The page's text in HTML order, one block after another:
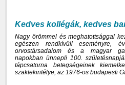
Kedves kollégák, kedves
Nagy örömmel és meghatottsággal
egészen rendkívüli eseményre,
orvostársadalom és a magyar
napokban ünnepli 100.
tápcsatorna betegségeinek
szaktekintélye, az 1976-os budapesti